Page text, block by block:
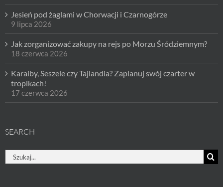
Jesień pod żaglami w Chorwacji i Czarnogórze
9 lipca 2026
Jak zorganizować zakupy na rejs po Morzu Śródziemnym?
18 czerwca 2026
Karaiby, Seszele czy Tajlandia? Zaplanuj swój czarter w
tropikach!
17 czerwca 2026
SEARCH
Szukaj